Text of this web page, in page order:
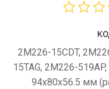
2M226-15CDT,
15TAG, 2M226-
94x80x56.5 мм